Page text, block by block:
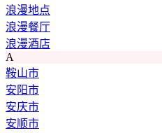
浪漫地点
浪漫餐厅
浪漫酒店
A
鞍山市
安阳市
安庆市
安顺市